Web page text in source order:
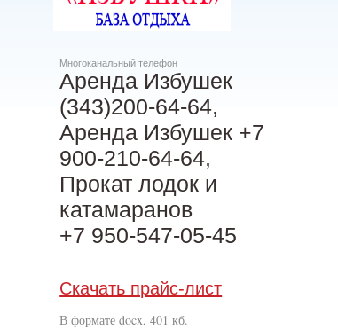
Многоканальный телефон
Аренда Избушек
(343)200-64-64,
Аренда Избушек +7
900-210-64-64,
Прокат лодок и
катамаранов
+7 950-547-05-45
Скачать прайс-лист
В формате docx, 401 кб.